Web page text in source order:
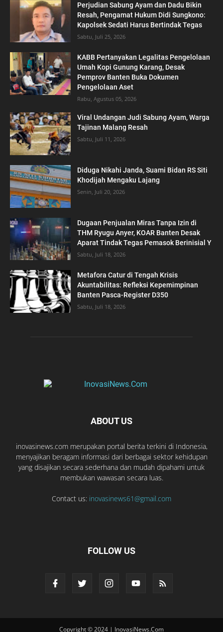
Perjudian Sabung Ayam dan Dadu Bikin
Resah, Pengamat Hukum Didi Sungkono:
Kapolsek Sedati Harus Bertindak Tegas
Sabtu, Juli 25, 2026
KABB Pertanyakan Legalitas Pengelolaan
Umah Kopi Gunung Karang, Desak
Pemprov Banten Buka Dokumen
Pengelolaan Aset
Rabu, Agustus 05, 2026
Viral Undangan Judi Sabung Ayam, Warga
Tajinan Malang Resah
Sabtu, Juli 11, 2026
Diduga Nikahi Janda, Suami Bidan RS Siti
Khodijah Mengaku Lajang
Senin, Juli 20, 2026
Dugaan Penjualan Miras Tanpa Izin di
THM Ryugu Anyer, KOAR Banten Desak
Aparat Tindak Tegas Pemasok Berinisial Y
Sabtu, Juli 18, 2026
Metafora Catur di Tengah Krisis
Akuntabilitas: Refleksi Kepemimpinan
Banten Pasca-Register D350
Sabtu, Juli 18, 2026
ABOUT US
inovasinews.com merupakan portal berita terkini di Indonesia,
menyajikan beragam informasi dari berbagai sektor kehidupan
yang disajikan secara sederhana dan mudah dipahami untuk
membukan wawasan secara luas.
Contact us: inovasinews61@gmail.com
FOLLOW US
Copyright © 2024 | InovasiNews.Com